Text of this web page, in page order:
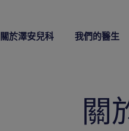
關於澤安兒科 我們的醫生
關